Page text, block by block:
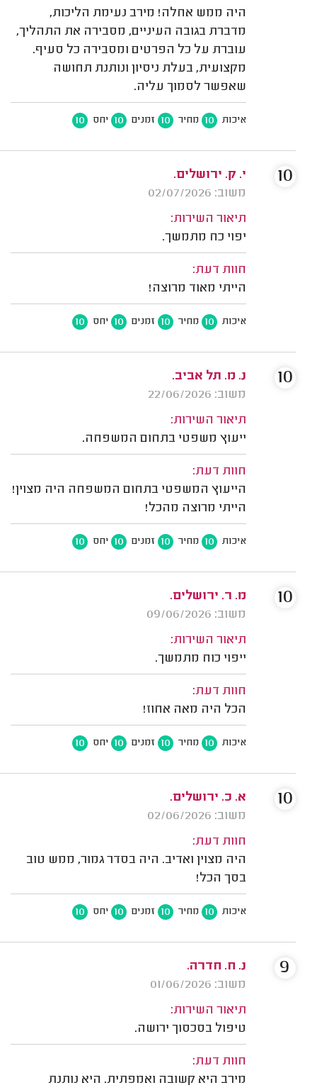
היה ממש אחלה! מירב נעימת הליכות,
מדברת בגובה העיניים, מסבירה את התהליך,
עוברת על כל הפרטים ומסבירה כל סעיף.
מקצועית, בעלת ניסיון ונותנת תחושה
שאפשר לסמוך עליה.
איכות 10 מחיר 10 זמנים 10 יחס 10
י. ק. ירושלים.
משוב: 02/07/2026
תיאור השירות:
יפוי כח מתמשך.
חוות דעת:
הייתי מאוד מרוצה!
איכות 10 מחיר 10 זמנים 10 יחס 10
10
נ. מ. תל אביב.
משוב: 22/06/2026
תיאור השירות:
ייעוץ משפטי בתחום המשפחה.
חוות דעת:
הייעוץ המשפטי בתחום המשפחה היה מצוין!
הייתי מרוצה מהכל!
איכות 10 מחיר 10 זמנים 10 יחס 10
10
מ. ר. ירושלים.
משוב: 09/06/2026
תיאור השירות:
ייפוי כוח מתמשך.
חוות דעת:
הכל היה מאה אחוז!
איכות 10 מחיר 10 זמנים 10 יחס 10
10
א. כ. ירושלים.
משוב: 02/06/2026
חוות דעת:
היה מצוין ואדיב. היה בסדר גמור, ממש טוב
בסך הכל!
איכות 10 מחיר 10 זמנים 10 יחס 10
10
נ. ח. חדרה.
משוב: 01/06/2026
תיאור השירות:
טיפול בסכסוך ירושה.
חוות דעת:
מירב היא קשובה ואמפתית. היא נותנת
9